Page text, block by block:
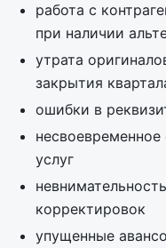
работа с
при наличии
утрата
закрытия
ошибки в
услуг
корректировок
упущенные